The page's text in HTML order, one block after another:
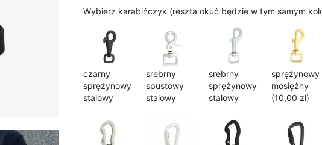
Wybierz karabińczyk (reszta okuć będzie w tym samym
czarny
sprężynowy
stalowy
srebrny
spustowy
stalowy
srebrny
sprężynowy
stalowy
sprężynowy
mosiężny
(10,00 zł)